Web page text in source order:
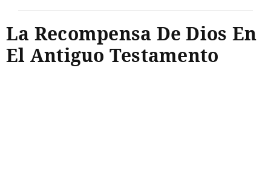
La Recompensa De Dios En
El Antiguo Testamento